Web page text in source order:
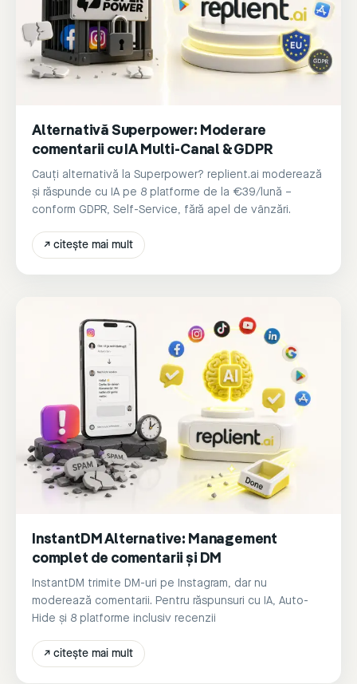
Alternativă Superpower: Moderare
comentarii cu IA Multi-Canal & GDPR
Cauți alternativă la Superpower? replient.ai moderează
și răspunde cu IA pe 8 platforme de la €39/lună –
conform GDPR, Self-Service, fără apel de vânzări.
↗ citește mai mult
InstantDM Alternative: Management
complet de comentarii și DM
InstantDM trimite DM-uri pe Instagram, dar nu
moderează comentarii. Pentru răspunsuri cu IA, Auto-
Hide și 8 platforme inclusiv recenzii
↗ citește mai mult